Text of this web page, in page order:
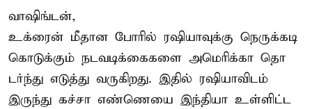
வாஷிங்டன்,
உக்ரைன் மீதான போரில் ரஷியாவுக்கு நெருக்கடி
கொடுக்கும் நடவடிக்கைகளை அமெரிக்கா தொ
டர்ந்து எடுத்து வருகிறது. இதில் ரஷியாவிடம்
இருந்து கச்சா எண்ணெயை இந்தியா உள்ளிட்ட